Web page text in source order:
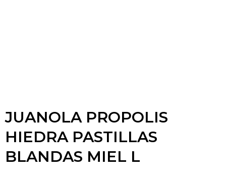
JUANOLA PROPOLIS
HIEDRA PASTILLAS
BLANDAS MIEL L